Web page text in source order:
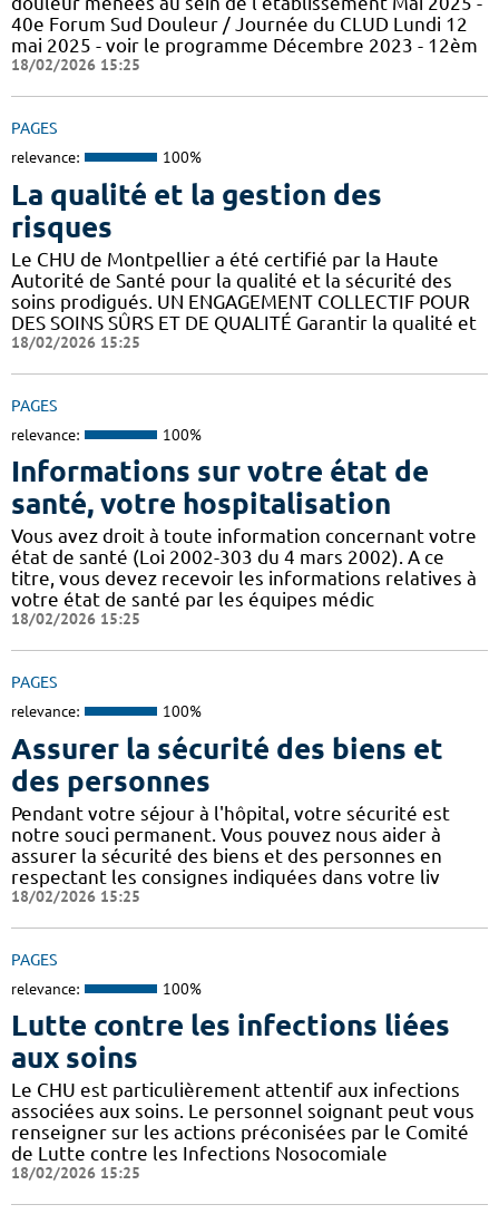
40e Forum Sud Douleur / Journée du CLUD Lundi 12
mai 2025 - voir le programme Décembre 2023 - 12èm
18/02/2026 15:25
PAGES
relevance: 100%
La qualité et la gestion des
risques
Le CHU de Montpellier a été certifié par la Haute
Autorité de Santé pour la qualité et la sécurité des
soins prodigués. UN ENGAGEMENT COLLECTIF POUR
DES SOINS SÛRS ET DE QUALITÉ Garantir la qualité et
18/02/2026 15:25
PAGES
relevance: 100%
Informations sur votre état de
santé, votre hospitalisation
Vous avez droit à toute information concernant votre
état de santé (Loi 2002-303 du 4 mars 2002). A ce
titre, vous devez recevoir les informations relatives à
votre état de santé par les équipes médic
18/02/2026 15:25
PAGES
relevance: 100%
Assurer la sécurité des biens et
des personnes
Pendant votre séjour à l'hôpital, votre sécurité est
notre souci permanent. Vous pouvez nous aider à
assurer la sécurité des biens et des personnes en
respectant les consignes indiquées dans votre liv
18/02/2026 15:25
PAGES
relevance: 100%
Lutte contre les infections liées
aux soins
Le CHU est particulièrement attentif aux infections
associées aux soins. Le personnel soignant peut vous
renseigner sur les actions préconisées par le Comité
de Lutte contre les Infections Nosocomiale
18/02/2026 15:25